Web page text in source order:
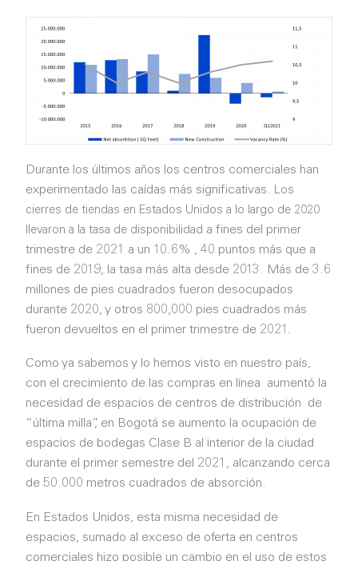
Durante los últimos años l os centros comerciales han
experimentado las caídas más significativas. Los
cierres de tiendas en Estados Unidos a lo largo de 2020
llevaron a la tasa de disponibilidad a fines del primer
trimestre de 2021 a un 10.6% , 40 puntos más que a
fines de 2019, la tasa más alta desde 2013. Más de 3.6
millones de pies cuadrados fueron desocupados
durante 2020, y otros 800,000 pies cuadrados más
fueron devueltos en el primer trimestre de 2021.
Como ya sabemos y lo hemos visto en nuestro país,
con el crecimiento de las compras en línea aumentó la
necesidad de espacios de centros de distribución de
“última milla”, en Bogotá se aumento la ocupación de
espacios de bodegas Clase B al interior de la ciudad
durante el primer semestre del 2021, alcanzando cerca
de 50.000 metros cuadrados de absorción.
En Estados Unidos, esta misma necesidad de
espacios, sumado al exceso de oferta en centros
comerciales hizo posible un cambio en el uso de estos